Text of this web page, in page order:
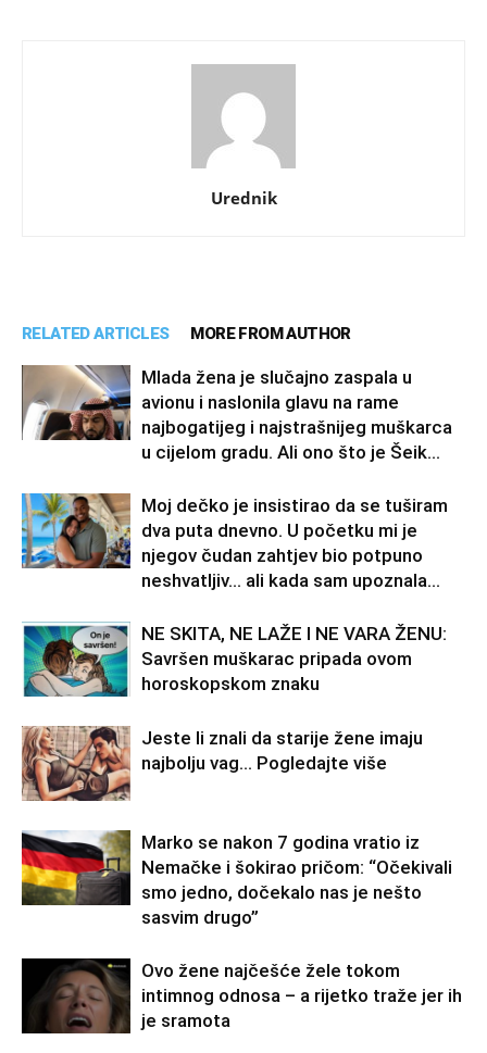
Urednik
RELATED ARTICLES MORE FROM AUTHOR
Mlada žena je slučajno zaspala u
avionu i naslonila glavu na rame
najbogatijeg i najstrašnijeg muškarca
u cijelom gradu. Ali ono što je Šeik...
Moj dečko je insistirao da se tuširam
dva puta dnevno. U početku mi je
njegov čudan zahtjev bio potpuno
neshvatljiv… ali kada sam upoznala...
NE SKITA, NE LAŽE I NE VARA ŽENU:
Savršen muškarac pripada ovom
horoskopskom znaku
Jeste li znali da starije žene imaju
najbolju vag… Pogledajte više
Marko se nakon 7 godina vratio iz
Nemačke i šokirao pričom: “Očekivali
smo jedno, dočekalo nas je nešto
sasvim drugo”
Ovo žene najčešće žele tokom
intimnog odnosa – a rijetko traže jer ih
je sramota